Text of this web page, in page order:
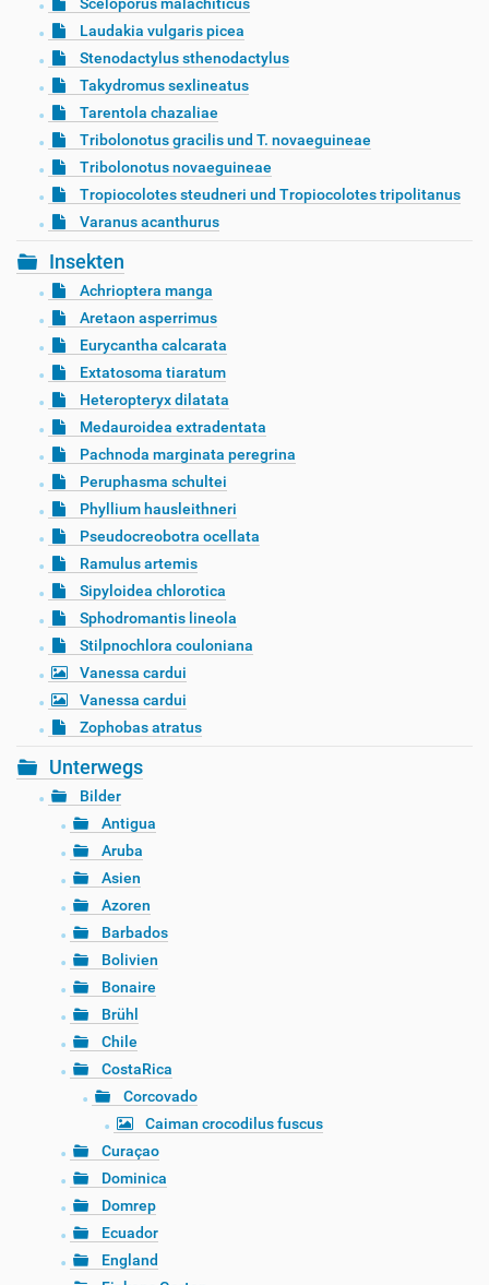
Sceloporus malachiticus
Laudakia vulgaris picea
Stenodactylus sthenodactylus
Takydromus sexlineatus
Tarentola chazaliae
Tribolonotus gracilis und T. novaeguineae
Tribolonotus novaeguineae
Tropiocolotes steudneri und Tropiocolotes tripolitanus
Varanus acanthurus
Insekten
Achrioptera manga
Aretaon asperrimus
Eurycantha calcarata
Extatosoma tiaratum
Heteropteryx dilatata
Medauroidea extradentata
Pachnoda marginata peregrina
Peruphasma schultei
Phyllium hausleithneri
Pseudocreobotra ocellata
Ramulus artemis
Sipyloidea chlorotica
Sphodromantis lineola
Stilpnochlora couloniana
Vanessa cardui
Vanessa cardui
Zophobas atratus
Unterwegs
Bilder
Antigua
Aruba
Asien
Azoren
Barbados
Bolivien
Bonaire
Brühl
Chile
CostaRica
Corcovado
Caiman crocodilus fuscus
Curaçao
Dominica
Domrep
Ecuador
England